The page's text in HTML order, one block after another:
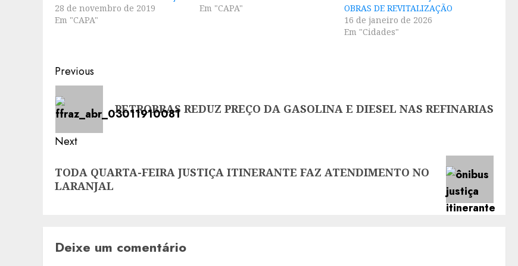
28 de novembro de 2019
Em "CAPA"
Em "CAPA"
OBRAS DE REVITALIZAÇÃO
16 de janeiro de 2026
Em "Cidades"
Post
navigation
Previous
Previous
post:
PETROBRAS REDUZ PREÇO DA GASOLINA E DIESEL NAS REFINARIAS
Next
post:
TODA QUARTA-FEIRA JUSTIÇA ITINERANTE FAZ ATENDIMENTO NO
LARANJAL
Deixe um comentário